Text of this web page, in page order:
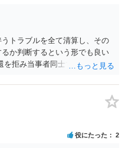
ては依頼者にこちらの薬品で
す。他のミスに比してこれは
認いただいた方がよいと思い
甲号証のハンコが押されたま
意ですが、訴訟の勝敗に直結
、文字が間延びしている(読め
あると思います。 以上のとお
ではないと思われますので、
とも、形式面も仕事の完成物
今後は気を付けるように弁護
トラブルを全て清算し、その
か判断するという形でも良い
を拒み当事者同士での解決が困
役にたった 2